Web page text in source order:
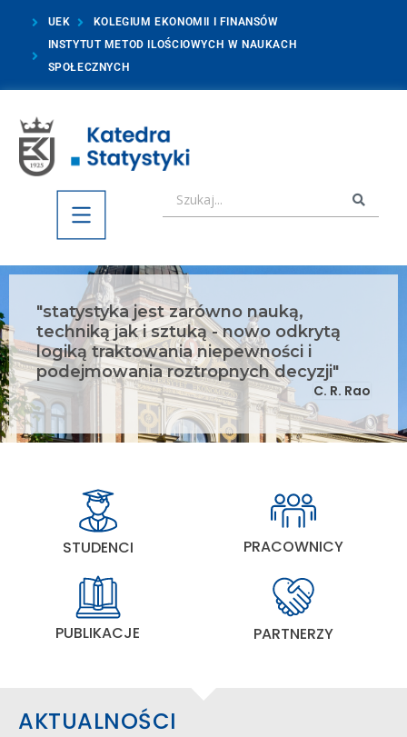
UEK
KOLEGIUM EKONOMII I FINANSÓW
INSTYTUT METOD ILOŚCIOWYCH W NAUKACH
SPOŁECZNYCH
"statystyka jest zarówno nauką,
techniką jak i sztuką - nowo odkrytą
logiką traktowania niepewności i
podejmowania roztropnych decyzji"
C. R. Rao
STUDENCI PRACOWNICY
PUBLIKACJE PARTNERZY
AKTUALNOŚCI